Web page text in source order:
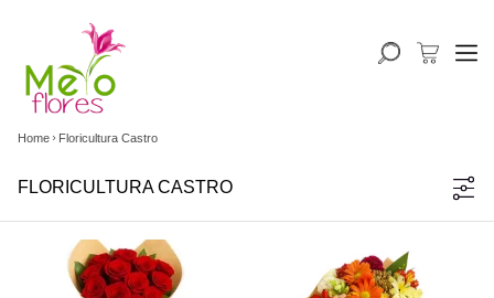
Home Floricultura Castro
FLORICULTURA CASTRO